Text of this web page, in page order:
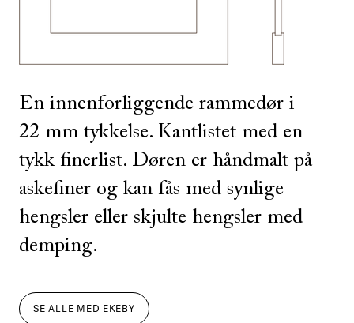
En innenforliggende rammedør i
22 mm tykkelse. Kantlistet med en
tykk finerlist. Døren er håndmalt på
askefiner og kan fås med synlige
hengsler eller skjulte hengsler med
demping.
SE ALLE MED EKEBY